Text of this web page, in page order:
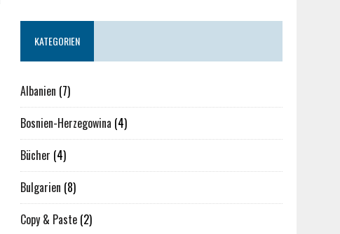
KATEGORIEN
Albanien (7)
Bosnien-Herzegowina (4)
Bücher (4)
Bulgarien (8)
Copy & Paste (2)